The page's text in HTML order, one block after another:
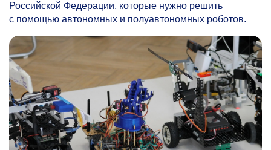
Российской Федерации, которые нужно решить
с помощью автономных и полуавтономных роботов.